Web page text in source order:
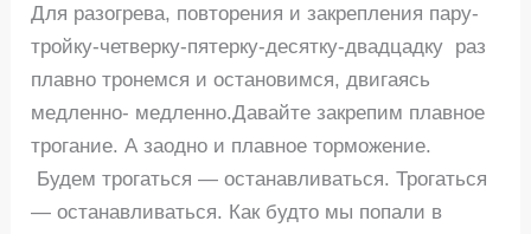
Для разогрева, повторения и закрепления пару-
тройку-четверку-пятерку-десятку-двадцадку раз
плавно тронемся и остановимся, двигаясь
медленно- медленно.Давайте закрепим плавное
трогание. А заодно и плавное торможение.
Будем трогаться — останавливаться. Трогаться
— останавливаться. Как будто мы попали в